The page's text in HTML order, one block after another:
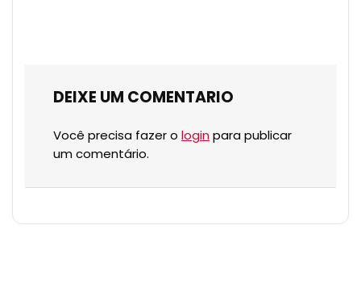
DEIXE UM COMENTARIO
Você precisa fazer o login para publicar
um comentário.